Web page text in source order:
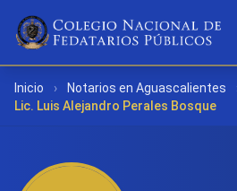
Inicio › Notarios en Aguascalientes
Lic. Luis Alejandro Perales Bosque